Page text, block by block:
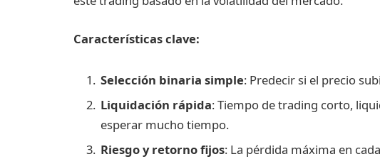
Características clave:
Selección binaria simple: Predecir si el precio
Liquidación rápida: Tiempo de trading corto,
esperar mucho tiempo.
Riesgo y retorno fijos: La pérdida máxima en